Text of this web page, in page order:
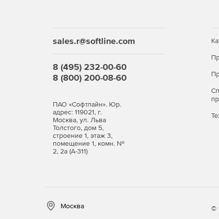
sales.r@softline.com
8 (495) 232-00-60
8 (800) 200-08-60
ПАО «Софтлайн». Юр.
адрес: 119021, г.
Москва, ул. Льва
Толстого, дом 5,
строение 1, этаж 3,
помещение 1, комн. №
2, 2а (А-311)
Москва ©